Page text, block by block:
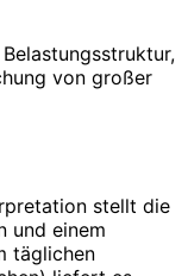
von großer
stellt die
und einem
täglichen